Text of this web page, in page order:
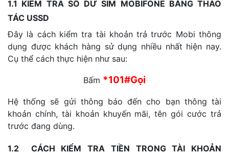
1.1 KIỂM TRA SỐ DƯ SIM MOBIFONE BẰNG THAO
TÁC USSD
Đây là cách kiểm tra tài khoản trả trước Mobi thông
dụng được khách hàng sử dụng nhiều nhất hiện nay.
Cụ thể cách thực hiện như sau:
Bấm *101#Gọi
Hệ thống sẽ gửi thông báo đến cho bạn thông tài
khoản chính, tài khoản khuyến mãi, tên gói cước trả
trước đang dùng.
1.2 CÁCH KIỂM TRA TIỀN TRONG TÀI KHOẢN